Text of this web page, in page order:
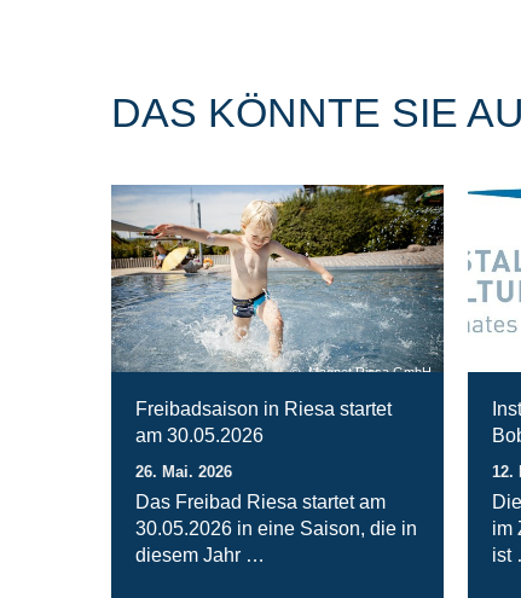
DAS KÖNNTE SIE
Magnet Riesa GmbH
Freibadsaison in Riesa startet
am 30.05.2026
26. Mai. 2026
Das Freibad Riesa startet am
30.05.2026 in eine Saison, die in
diesem Jahr …
12.
im
ist